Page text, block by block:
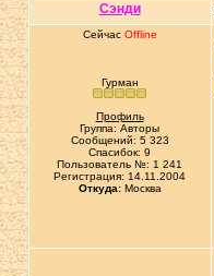
Сэнди
Сейчас Offline
Гурман
Профиль
Группа: Авторы
Сообщений: 5 323
Спасибок: 9
Пользователь №: 1 241
Регистрация: 14.11.2004
Откуда:Москва